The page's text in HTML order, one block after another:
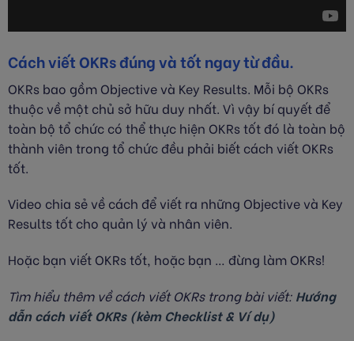
Cách viết OKRs đúng và tốt ngay từ đầu.
OKRs bao gồm Objective và Key Results. Mỗi bộ OKRs
thuộc về một chủ sở hữu duy nhất. Vì vậy bí quyết để
toàn bộ tổ chức có thể thực hiện OKRs tốt đó là toàn bộ
thành viên trong tổ chức đều phải biết cách viết OKRs
tốt.
Video chia sẻ về cách để viết ra những Objective và Key
Results tốt cho quản lý và nhân viên.
Hoặc bạn viết OKRs tốt, hoặc bạn … đừng làm OKRs!
Tìm hiểu thêm về cách viết OKRs trong bài viết: Hướng
dẫn cách viết OKRs (kèm Checklist & Ví dụ)